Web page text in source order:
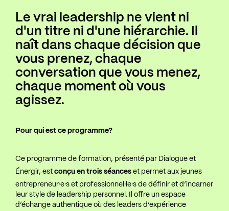
Le vrai leadership ne vient ni
d'un titre ni d'une hiérarchie. Il
naît dans chaque décision que
vous prenez, chaque
conversation que vous menez,
chaque moment où vous
agissez.
Pour qui est ce programme?
Ce programme de formation, présenté par Dialogue et
Énergir, est conçu en trois séances et permet aux jeunes
entrepreneur·e·s et professionnel·le·s de définir et d’incarner
leur style de leadership personnel. Il offre un espace
d’échange authentique où des leaders d’expérience